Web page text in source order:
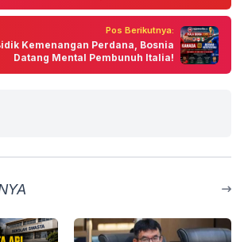
Pos Berikutnya:
Kemenangan Perdana, Bosnia
Datang Mental Pembunuh Italia!